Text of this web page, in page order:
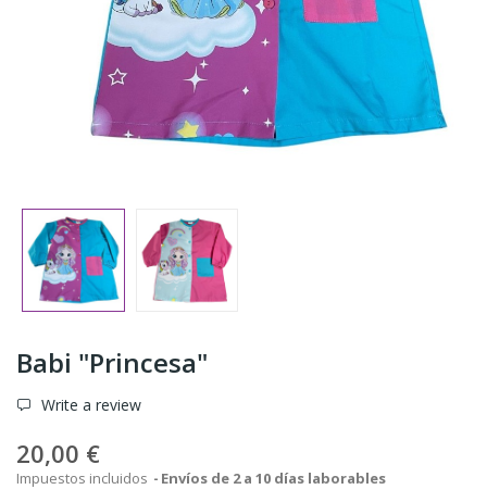
Babi "Princesa"
Write a review
20,00 €
Impuestos incluidos Envíos de 2 a 10 días laborables